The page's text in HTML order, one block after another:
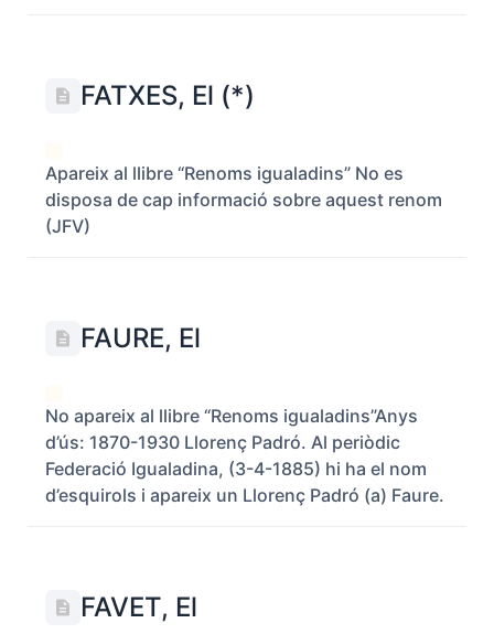
FATXES, El (*)
Apareix al llibre “Renoms igualadins” No es
disposa de cap informació sobre aquest renom
(JFV)
FAURE, El
No apareix al llibre “Renoms igualadins”Anys
d’ús: 1870-1930 Llorenç Padró. Al periòdic
Federació Igualadina, (3-4-1885) hi ha el nom
d’esquirols i apareix un Llorenç Padró (a) Faure.
FAVET, El